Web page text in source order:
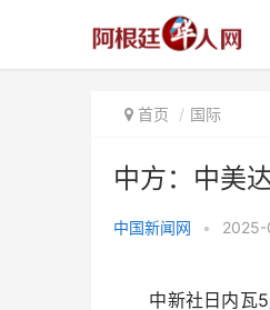
首页 国际
中方：中美
中国新闻网 • 2025-
中新社日内瓦5
得实质性进展